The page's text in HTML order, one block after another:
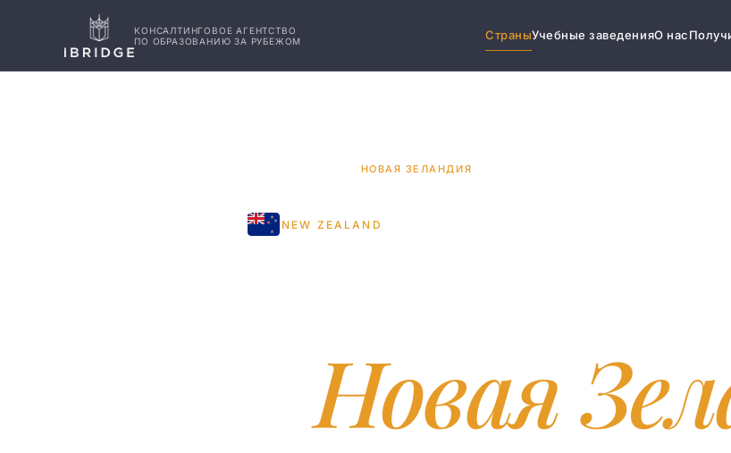
КОНСАЛТИНГОВОЕ АГЕНТСТВО
ПО ОБРАЗОВАНИЮ ЗА РУБЕЖОМ
СтраныУчебные заведенияО нас
НОВАЯ ЗЕЛАНДИЯ
NEW ZEALAND
вНовая